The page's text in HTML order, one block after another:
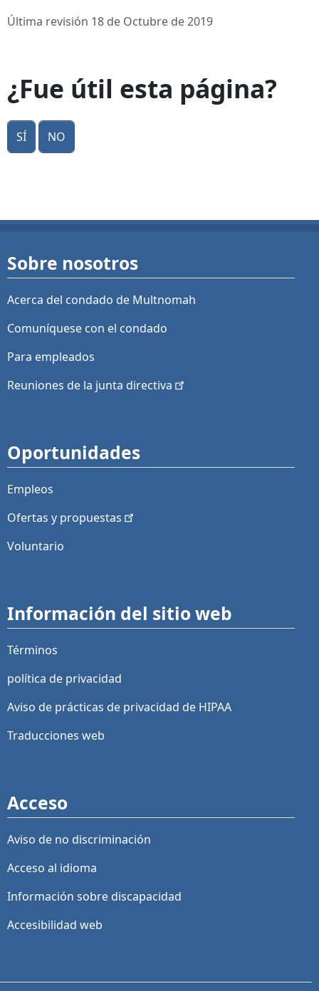
Última revisión 18 de Octubre de 2019
¿Fue útil esta página?
Sí No
Sobre nosotros
Acerca del condado de Multnomah
Comuníquese con el condado
Para empleados
Reuniones de la junta directiva
Oportunidades
Empleos
Ofertas y propuestas
Voluntario
Información del sitio web
Términos
política de privacidad
Aviso de prácticas de privacidad de HIPAA
Traducciones web
Acceso
Aviso de no discriminación
Acceso al idioma
Información sobre discapacidad
Accesibilidad web